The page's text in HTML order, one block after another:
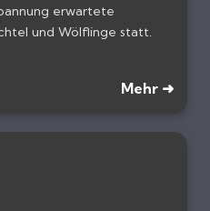
erwartete
und Wölflinge statt.
Mehr ➜